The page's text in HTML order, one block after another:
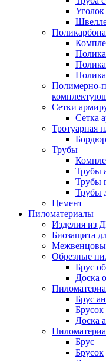
Уголок
Полимерно-
Сетки
Сетка
Тротуарная
Бордюр
Трубы
Трубы
Трубы
Трубы
Цемент
Пиломатериалы
Изделия из
Биозащита
Обрезные
Брус
Доска
Брус
Доска
Брус
Брусок